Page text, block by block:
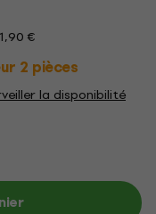
€
2 pièces
la disponibilité